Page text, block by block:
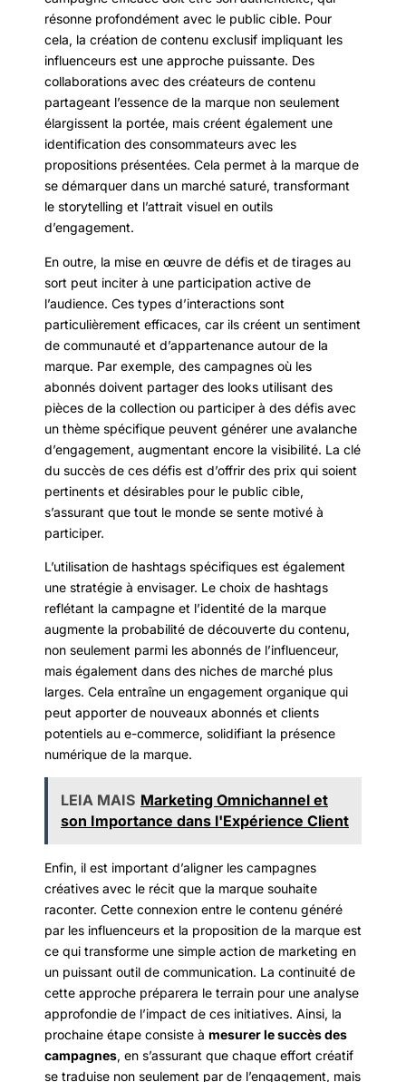
résonne profondément avec le public cible. Pour
cela, la création de contenu exclusif impliquant les
influenceurs est une approche puissante. Des
collaborations avec des créateurs de contenu
partageant l’essence de la marque non seulement
élargissent la portée, mais créent également une
identification des consommateurs avec les
propositions présentées. Cela permet à la marque de
se démarquer dans un marché saturé, transformant
le storytelling et l’attrait visuel en outils
d’engagement.
En outre, la mise en œuvre de défis et de tirages au
sort peut inciter à une participation active de
l’audience. Ces types d’interactions sont
particulièrement efficaces, car ils créent un sentiment
de communauté et d’appartenance autour de la
marque. Par exemple, des campagnes où les
abonnés doivent partager des looks utilisant des
pièces de la collection ou participer à des défis avec
un thème spécifique peuvent générer une avalanche
d’engagement, augmentant encore la visibilité. La clé
du succès de ces défis est d’offrir des prix qui soient
pertinents et désirables pour le public cible,
s’assurant que tout le monde se sente motivé à
participer.
L’utilisation de hashtags spécifiques est également
une stratégie à envisager. Le choix de hashtags
reflétant la campagne et l’identité de la marque
augmente la probabilité de découverte du contenu,
non seulement parmi les abonnés de l’influenceur,
mais également dans des niches de marché plus
larges. Cela entraîne un engagement organique qui
peut apporter de nouveaux abonnés et clients
potentiels au e-commerce, solidifiant la présence
numérique de la marque.
LEIA MAIS Marketing Omnichannel et
son Importance dans l'Expérience Client
Enfin, il est important d’aligner les campagnes
créatives avec le récit que la marque souhaite
raconter. Cette connexion entre le contenu généré
par les influenceurs et la proposition de la marque est
ce qui transforme une simple action de marketing en
un puissant outil de communication. La continuité de
cette approche préparera le terrain pour une analyse
approfondie de l’impact de ces initiatives. Ainsi, la
prochaine étape consiste à mesurer le succès des
campagnes, en s’assurant que chaque effort créatif
se traduise non seulement par de l’engagement, mais